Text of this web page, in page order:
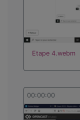
Etape 4.webm
00:00:00